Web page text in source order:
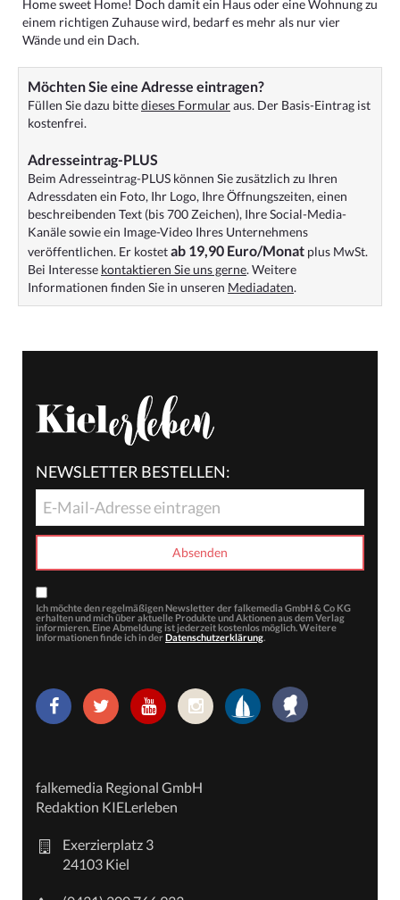
Home sweet Home! Doch damit ein Haus oder eine Wohnung zu
einem richtigen Zuhause wird, bedarf es mehr als nur vier
Wände und ein Dach.
Möchten Sie eine Adresse eintragen?
Füllen Sie dazu bittedieses Formularaus. Der Basis-Eintrag ist
kostenfrei.
Adresseintrag-PLUS
Beim Adresseintrag-PLUS können Sie zusätzlich zu Ihren
Adressdaten ein Foto, Ihr Logo, Ihre Öffnungszeiten, einen
beschreibenden Text (bis 700 Zeichen), Ihre Social-Media-
Kanäle sowie ein Image-Video Ihres Unternehmens
veröffentlichen. Er kostetab 19,90 Euro/Monat plus MwSt.
Bei Interesse kontaktieren Sie uns gerne. Weitere
Informationen finden Sie in unseren Mediadaten.
NEWSLETTER BESTELLEN:
Ich möchte den regelmäßigen Newsletter der falkemedia GmbH & Co KG
erhalten und mich über aktuelle Produkte und Aktionen aus dem Verlag
informieren. Eine Abmeldung ist jederzeit kostenlos möglich. Weitere
Informationen finde ich in der Datenschutzerklärung.
falkemedia Regional GmbH
Redaktion KIELerleben
Exerzierplatz 3
24103 Kiel